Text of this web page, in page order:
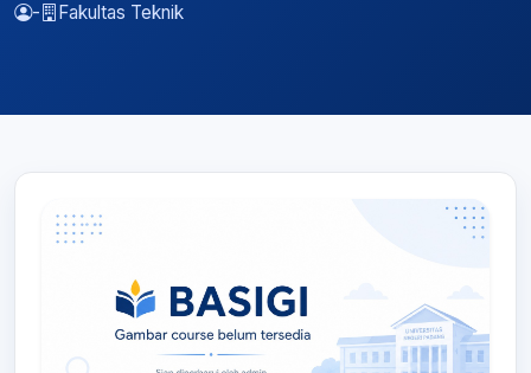
- Fakultas Teknik